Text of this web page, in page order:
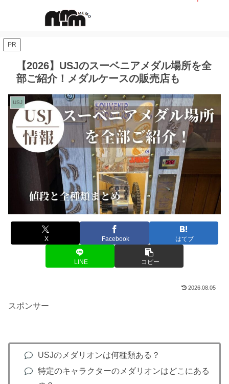
PR
【2026】USJのスーベニアメダル場所を全
部ご紹介！メダルケースの販売店も
USJ
X Facebook はてブ
LINE コピー
2026.08.05
スポンサー
USJのメダリオンは何種類ある？
特定のキャラクターのメダリオンはどこにある